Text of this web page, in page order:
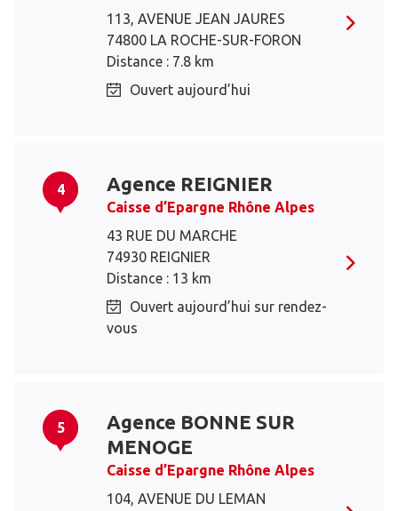
113, AVENUE JEAN JAURES
74800 LA ROCHE-SUR-FORON
Distance : 7.8 km
Ouvert aujourd’hui
4 Agence REIGNIER
Caisse d’Epargne Rhône Alpes
43 RUE DU MARCHE
74930 REIGNIER
Distance : 13 km
Ouvert aujourd’hui sur rendez-
vous
5
Agence BONNE SUR
MENOGE
Caisse d’Epargne Rhône Alpes
104, AVENUE DU LEMAN